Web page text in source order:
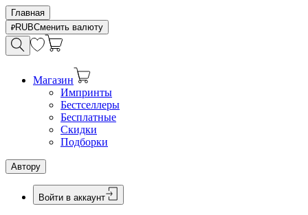
Главная
RUBСменить валюту
Магазин
Импринты
Бестселлеры
Бесплатные
Скидки
Подборки
Автору
Войти в аккаунт